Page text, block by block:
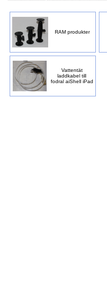
RAM produkter
Vattentät
laddkabel till
fodral aiShell iPad